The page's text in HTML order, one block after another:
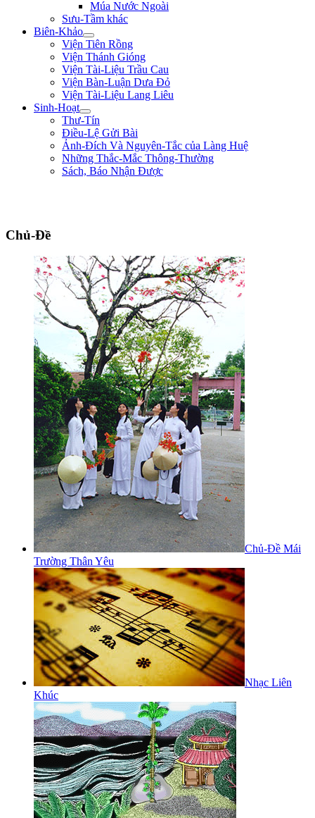
Múa Nước Ngoài
Sưu-Tầm khác
Biên-Khảo
Viện Tiên Rồng
Viện Thánh Gióng
Viện Tài-Liệu Trầu Cau
Viện Bàn-Luận Dưa Đỏ
Viện Tài-Liệu Lang Liêu
Sinh-Hoạt
Thư-Tín
Điều-Lệ Gửi Bài
Ảnh-Đích Và Nguyên-Tắc của Làng Huệ
Những Thắc-Mắc Thông-Thường
Sách, Báo Nhận Được
Chủ-Đề
Chủ-Đề Mái
Trường Thân Yêu
Nhạc Liên
Khúc